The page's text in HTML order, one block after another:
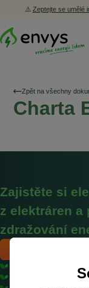
⚠️ Zeptejte se umělé
Zpět na všechny
Charta
Zajistěte si
z elektráren a
zdražování
na 25 let za cenu 1